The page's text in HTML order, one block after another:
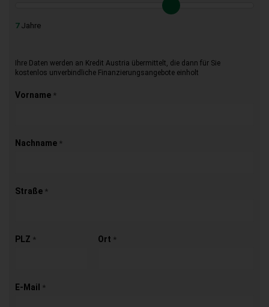
7Jahre
Ihre Daten werden an Kredit Austria übermittelt, die dann für Sie
kostenlos unverbindliche Finanzierungsangebote einholt
Vorname *
Nachname *
Straße *
PLZ * Ort *
E-Mail *